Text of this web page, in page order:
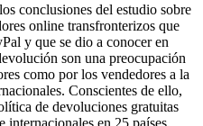
conclusiones del estudio sobre
online transfronterizos que
y que se dio a conocer en
son una preocupación
como por los vendedores a la
Conscientes de ello,
de devoluciones gratuitas
internacionales en 25 países,